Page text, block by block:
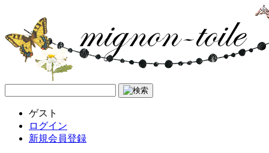
ゲスト
ログイン
新規会員登録